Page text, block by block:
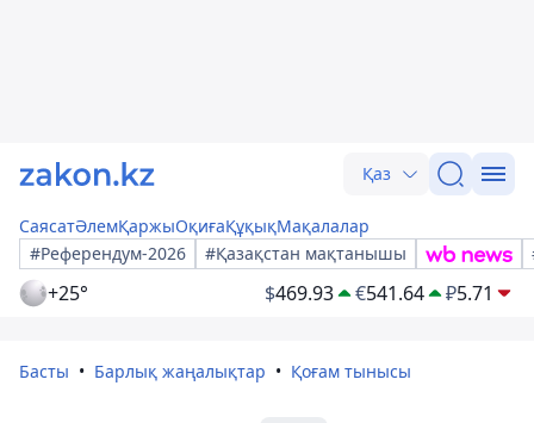
Қаз
СаясатӘлемҚаржыОқиғаҚұқықМақалалар
#Референдум-2026
#Қазақстан мақтанышы
+25° $469.93 €541.64 ₽5.71
Басты Барлық жаңалықтар Қоғам тынысы